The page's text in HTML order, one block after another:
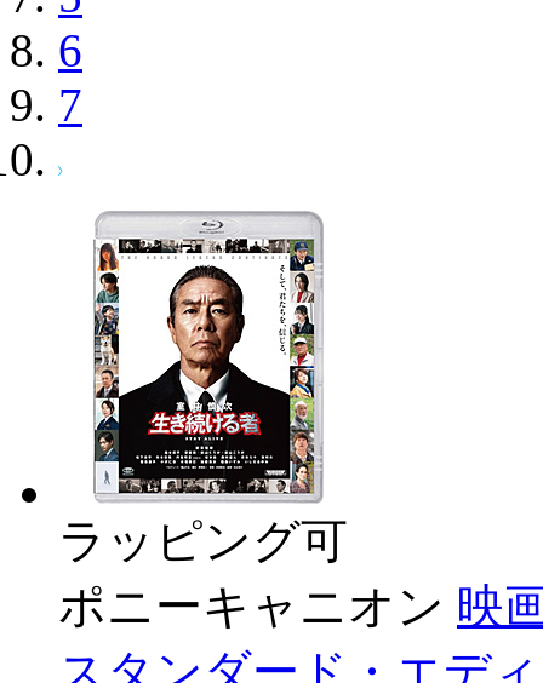
6
7
ラッピング可
ポニーキャニオン 映
スタンダード・エデ